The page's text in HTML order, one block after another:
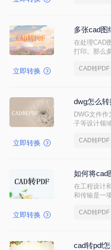
立即转换
多张cad图
在处理CAD
打印。那么
CAD转PDF
立即转换
dwg怎么
DWG文件
子等设计领
CAD转PDF
立即转换
如何将cad
在工程设计
和传输是一
为PDF的方
CAD转PDF
cad转pdf